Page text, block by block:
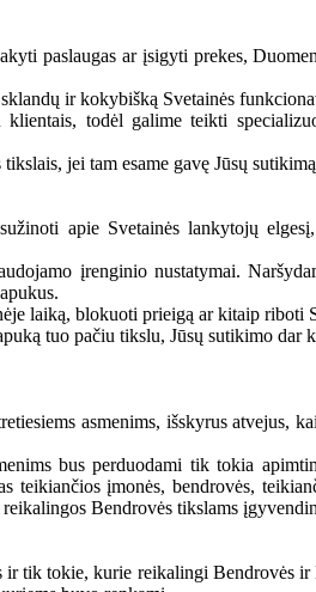
paslaugas ar įsigyti prekes,
ir kokybišką Svetainės
todėl galime teikti
jei tam esame gavę Jūsų
apie Svetainės lankytojų
įrenginio nustatymai.
laiką, blokuoti prieigą ar kitaip riboti
tuo pačiu tikslu, Jūsų sutikimo dar
asmenims, išskyrus
bus perduodami tik tokia
teikiančios įmonės, bendrovės,
Bendrovės tikslams
tik tokie, kurie reikalingi Bendrovės